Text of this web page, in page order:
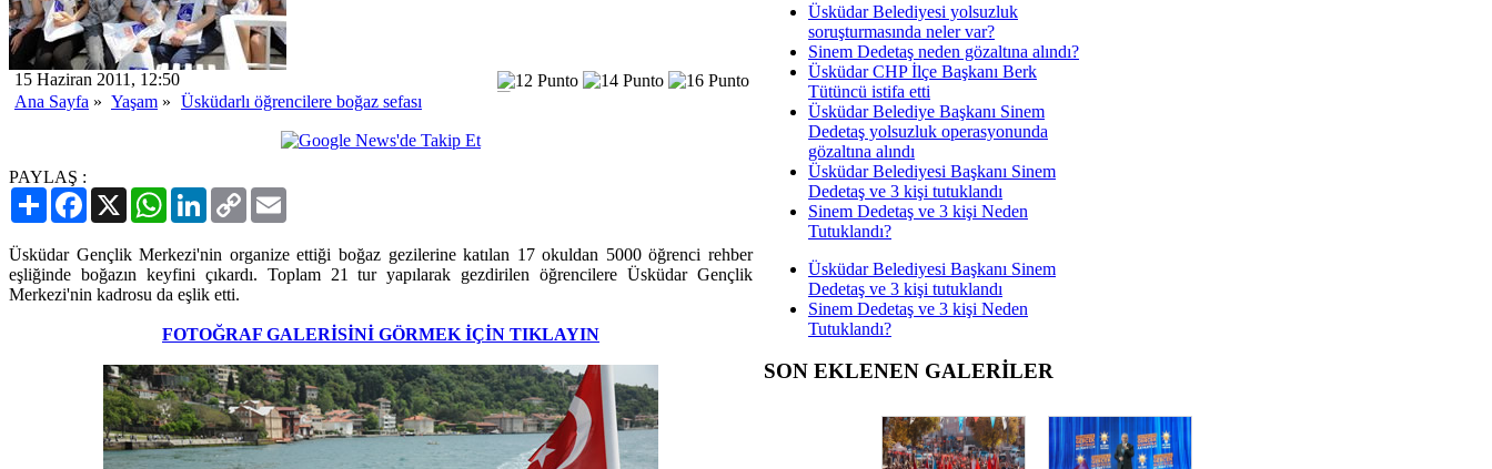
15 Haziran 2011, 12:50
Ana Sayfa » Yaşam » Üsküdarlı öğrencilere boğaz sefası
PAYLAŞ :
PaylaşFacebook
X WhatsAppLinkedIn
Copy
Link
Üsküdar Gençlik Merkezi'nin organize ettiği boğaz gezilerine katılan 17 okuldan 5000 öğrenci rehber
eşliğinde boğazın keyfini çıkardı. Toplam 21 tur yapılarak gezdirilen öğrencilere Üsküdar Gençlik
Merkezi'nin kadrosu da eşlik etti.
FOTOĞRAF GALERİSİNİ GÖRMEK İÇİN TIKLAYIN
Üsküdar Belediyesi yolsuzluk
soruşturmasında neler var?
Sinem Dedetaş neden gözaltına alındı?
Üsküdar CHP İlçe Başkanı Berk
Tütüncü istifa etti
Üsküdar Belediye Başkanı Sinem
Dedetaş yolsuzluk operasyonunda
gözaltına alındı
Üsküdar Belediyesi Başkanı Sinem
Dedetaş ve 3 kişi tutuklandı
Sinem Dedetaş ve 3 kişi Neden
Tutuklandı?
Üsküdar Belediyesi Başkanı Sinem
Dedetaş ve 3 kişi tutuklandı
Sinem Dedetaş ve 3 kişi Neden
Tutuklandı?
SON EKLENEN GALERİLER